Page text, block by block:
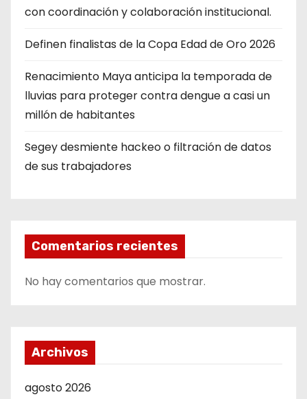
con coordinación y colaboración institucional.
Definen finalistas de la Copa Edad de Oro 2026
Renacimiento Maya anticipa la temporada de
lluvias para proteger contra dengue a casi un
millón de habitantes
Segey desmiente hackeo o filtración de datos
de sus trabajadores
Comentarios recientes
No hay comentarios que mostrar.
Archivos
agosto 2026